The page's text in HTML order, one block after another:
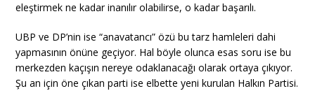
eleştirmek ne kadar inanılır olabilirse, o kadar başarılı.
UBP ve DP’nin ise “anavatancı” özü bu tarz hamleleri dahi
yapmasının önüne geçiyor. Hal böyle olunca esas soru ise bu
merkezden kaçışın nereye odaklanacağı olarak ortaya çıkıyor.
Şu an için öne çıkan parti ise elbette yeni kurulan Halkın Partisi.